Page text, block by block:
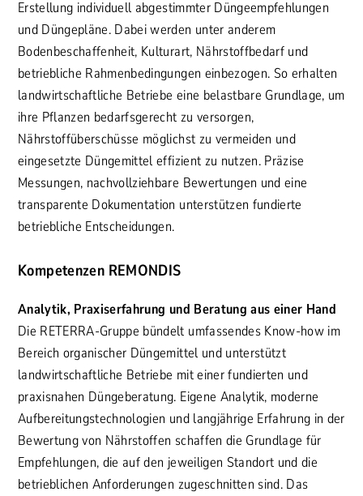
Erstellung individuell abgestimmter Düngeempfehlungen
und Düngepläne. Dabei werden unter anderem
Bodenbeschaffenheit, Kulturart, Nährstoffbedarf und
betriebliche Rahmenbedingungen einbezogen. So erhalten
landwirtschaftliche Betriebe eine belastbare Grundlage, um
ihre Pflanzen bedarfsgerecht zu versorgen,
Nährstoffüberschüsse möglichst zu vermeiden und
eingesetzte Düngemittel effizient zu nutzen. Präzise
Messungen, nachvollziehbare Bewertungen und eine
transparente Dokumentation unterstützen fundierte
betriebliche Entscheidungen.
Kompetenzen REMONDIS
Analytik, Praxiserfahrung und Beratung aus einer Hand
Die RETERRA-Gruppe bündelt umfassendes Know-how im
Bereich organischer Düngemittel und unterstützt
landwirtschaftliche Betriebe mit einer fundierten und
praxisnahen Düngeberatung. Eigene Analytik, moderne
Aufbereitungstechnologien und langjährige Erfahrung in der
Bewertung von Nährstoffen schaffen die Grundlage für
Empfehlungen, die auf den jeweiligen Standort und die
betrieblichen Anforderungen zugeschnitten sind. Das